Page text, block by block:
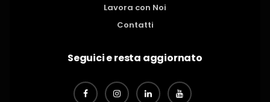
Lavora con Noi
Contatti
Seguici e resta aggiornato